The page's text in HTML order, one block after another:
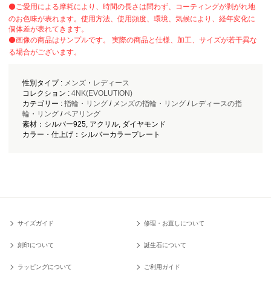
⚫️ご愛用による摩耗により、時間の長さは問わず、コーティングが剥がれ地
のお色味が表れます。使用方法、使用頻度、環境、気候により、経年変化に
個体差が表れてきます。
⚫️画像の商品はサンプルです。 実際の商品と仕様、加工、サイズが若干異な
る場合がございます。
性別タイプ : メンズ・ レディース
コレクション : 4NK(EVOLUTION)
カテゴリー : 指輪・リング/ メンズの指輪・リング/ レディースの指
輪・リング/ペアリング
素材：シルバー925, アクリル, ダイヤモンド
カラー・仕上げ：シルバーカラープレート
サイズガイド 修理・お直しについて
刻印について 誕生石について
ラッピングについて ご利用ガイド